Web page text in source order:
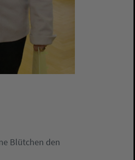
Blütchen den